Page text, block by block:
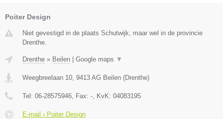
Poiter Design
Niet gevestigd in de plaats Schutwijk, maar wel in de provincie
Drenthe.
Drenthe » Beilen Google maps ▼
Weegbreelaan 10, 9413 AG Beilen (Drenthe)
Tel: 06-28575946, Fax: -, KvK: 04083195
E-mail › Poiter Design